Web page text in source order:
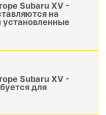
Subaru XV -
на
Subaru XV -
для